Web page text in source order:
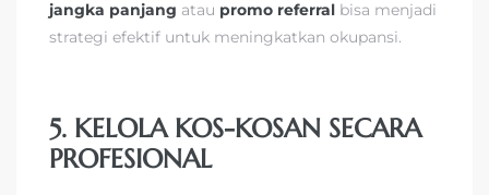
jangka panjang atau promo referral bisa menjadi
strategi efektif untuk meningkatkan okupansi.
5. KELOLA KOS-KOSAN SECARA
PROFESIONAL